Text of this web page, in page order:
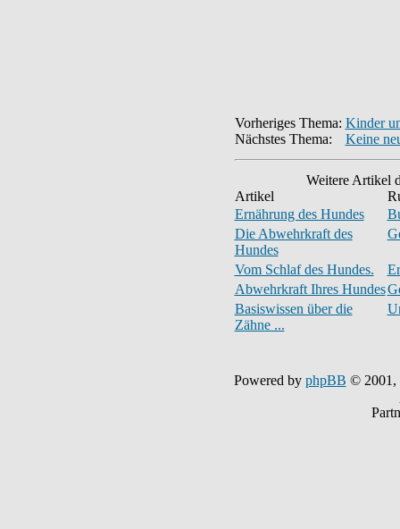
Vorheriges Thema: Kinder
Nächstes Thema:
Keine
Weitere Artikel
Artikel
Ernährung des Hundes
Die Abwehrkraft des
Hundes
Vom Schlaf des Hundes.
Abwehrkraft Ihres Hundes
Basiswissen über die
Zähne ...
Powered by phpBB © 2001,